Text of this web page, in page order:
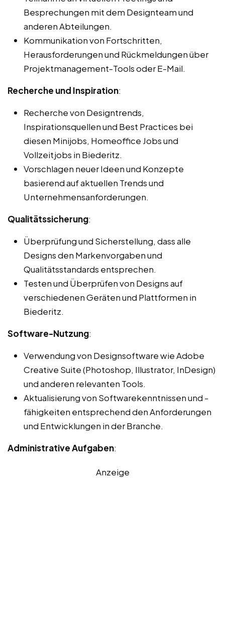
Besprechungen mit dem Designteam und
anderen Abteilungen.
Kommunikation von Fortschritten,
Herausforderungen und Rückmeldungen über
Projektmanagement-Tools oder E-Mail.
Recherche und Inspiration:
Recherche von Designtrends,
Inspirationsquellen und Best Practices bei
diesen Minijobs, Homeoffice Jobs und
Vollzeitjobs in Biederitz.
Vorschlagen neuer Ideen und Konzepte
basierend auf aktuellen Trends und
Unternehmensanforderungen.
Qualitätssicherung:
Überprüfung und Sicherstellung, dass alle
Designs den Markenvorgaben und
Qualitätsstandards entsprechen.
Testen und Überprüfen von Designs auf
verschiedenen Geräten und Plattformen in
Biederitz.
Software-Nutzung:
Verwendung von Designsoftware wie Adobe
Creative Suite (Photoshop, Illustrator, InDesign)
und anderen relevanten Tools.
Aktualisierung von Softwarekenntnissen und -
fähigkeiten entsprechend den Anforderungen
und Entwicklungen in der Branche.
Administrative Aufgaben:
Anzeige